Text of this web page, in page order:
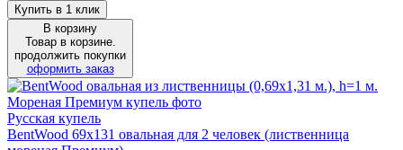
Купить в 1 клик
В корзину
Товар в корзине.
продолжить покупки
оформить заказ
Русская купель
BentWood 69х131 овальная для 2 человек (лиственница